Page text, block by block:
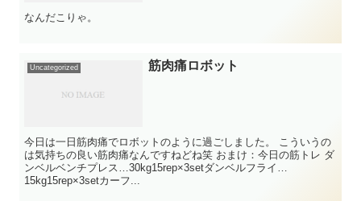
なんだこりゃ。
Uncategorized 筋肉痛ロボット
今日は一日筋肉痛でロボットのように過ごしました。 こういうの
は気持ちの良い筋肉痛なんですねどね笑 おまけ：今日の筋トレ ダ
ンベルベンチプレス…30kg15rep×3setダンベルフライ…
15kg15rep×3setカーフ...